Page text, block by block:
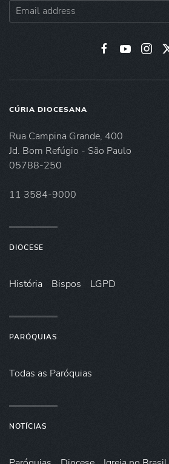
CÚRIA DIOCESANA
Rua Campina Grande, 400
Jd. Bom Refúgio - São Paulo
05788-250
11 3584-9000
DIOCESE
História Bispos LGPD
PARÓQUIAS
Todas as Paróquias
NOTÍCIAS